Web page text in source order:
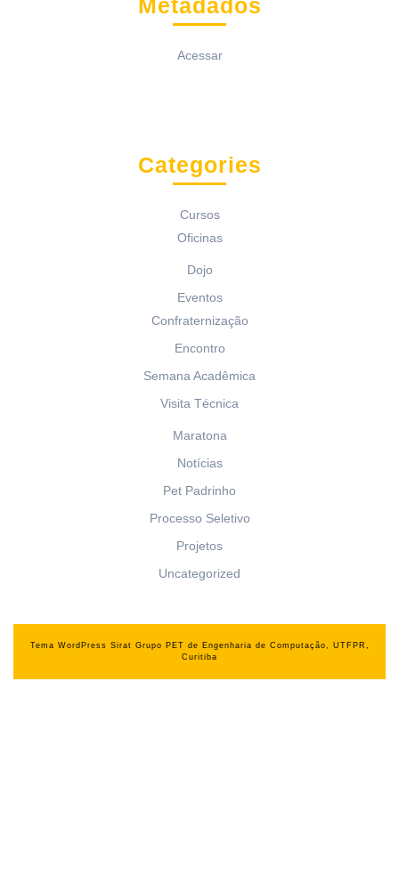
Metadados
Acessar
Categories
Cursos
Oficinas
Dojo
Eventos
Confraternização
Encontro
Semana Acadêmica
Visita Técnica
Maratona
Notícias
Pet Padrinho
Processo Seletivo
Projetos
Uncategorized
Tema WordPress Sirat Grupo PET de Engenharia de Computação, UTFPR,
Curitiba